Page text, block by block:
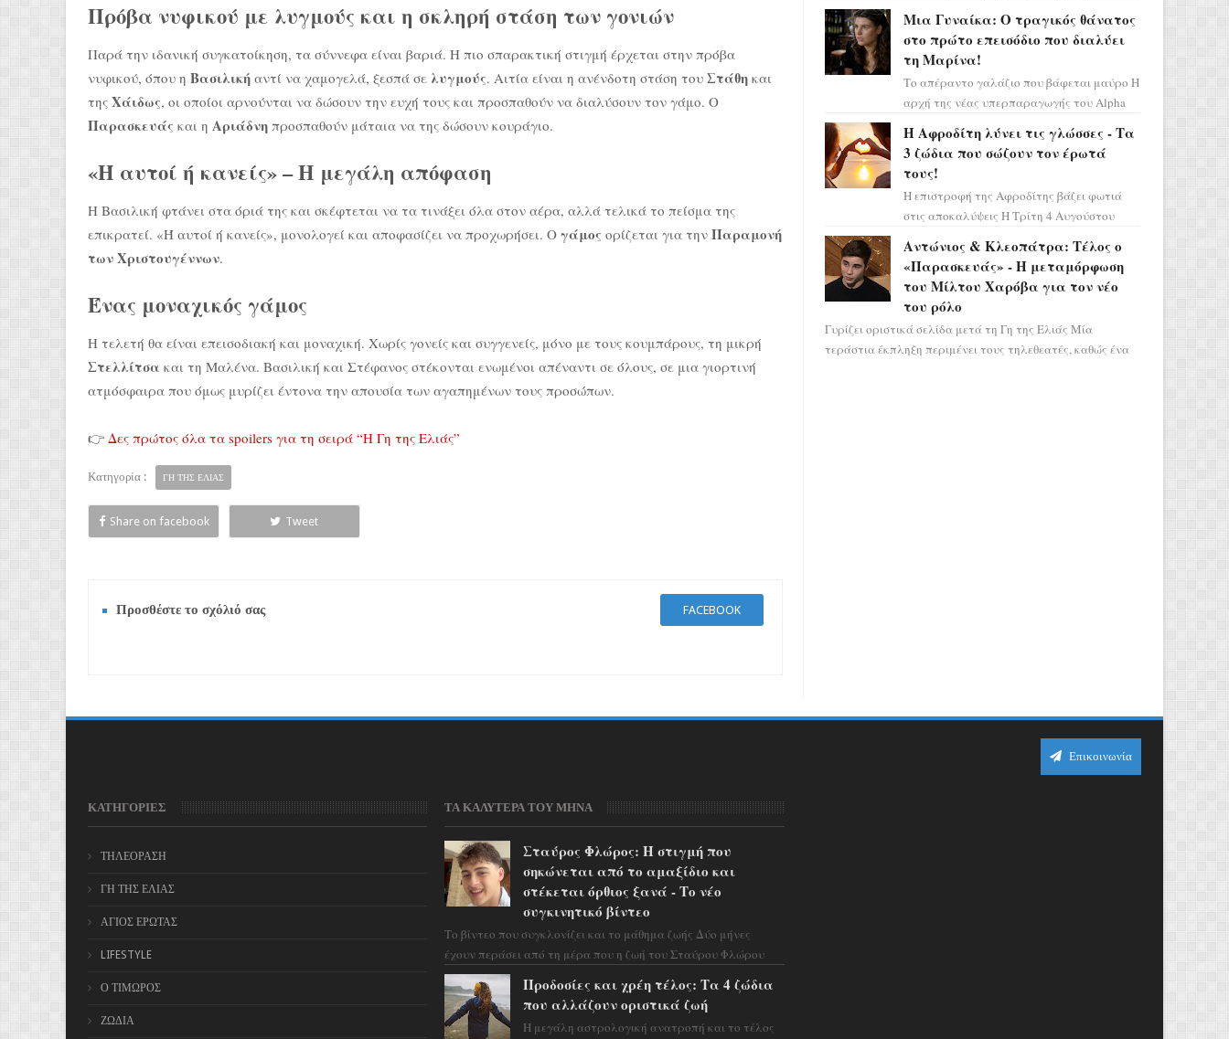
Πρόβα νυφικού με λυγμούς και η σκληρή στάση των γονιών
Παρά την ιδανική συγκατοίκηση, τα σύννεφα είναι βαριά. Η πιο σπαρακτική στιγμή έρχεται στην πρόβα
νυφικού, όπου η Βασιλική αντί να χαμογελά, ξεσπά σε λυγμούς. Αιτία είναι η ανένδοτη στάση του Στάθη και
της Χάιδως, οι οποίοι αρνούνται να δώσουν την ευχή τους και προσπαθούν να διαλύσουν τον γάμο. Ο
Παρασκευάς και η Αριάδνη προσπαθούν μάταια να της δώσουν κουράγιο.
«Ή αυτοί ή κανείς» – Η μεγάλη απόφαση
Η Βασιλική φτάνει στα όριά της και σκέφτεται να τα τινάξει όλα στον αέρα, αλλά τελικά το πείσμα της
επικρατεί. «Ή αυτοί ή κανείς», μονολογεί και αποφασίζει να προχωρήσει. Ο γάμος ορίζεται για την Παραμονή
των Χριστουγέννων.
Ένας μοναχικός γάμος
Η τελετή θα είναι επεισοδιακή και μοναχική. Χωρίς γονείς και συγγενείς, μόνο με τους κουμπάρους, τη μικρή
Στελλίτσα και τη Μαλένα. Βασιλική και Στέφανος στέκονται ενωμένοι απέναντι σε όλους, σε μια γιορτινή
ατμόσφαιρα που όμως μυρίζει έντονα την απουσία των αγαπημένων τους προσώπων.
👉 Δες πρώτος όλα τα spoilers για τη σειρά “Η Γη της Ελιάς”
Κατηγορία : ΓΗ ΤΗΣ ΕΛΙΑΣ
Share on facebook Tweet
Προσθέστε το σχόλιό σας FACEBOOK
χάους, καθώς η Ηλια...
Μια Γυναίκα: Ο τραγικός θάνατος
στο πρώτο επεισόδιο που διαλύει
τη Μαρίνα!
Το απέραντο γαλάζιο που βάφεται μαύρο Η
αρχή της νέας υπερπαραγωγής του Alpha
πλημμυρισμένο από...
Η Αφροδίτη λύνει τις γλώσσες - Τα
3 ζώδια που σώζουν τον έρωτά
τους!
Η επιστροφή της Αφροδίτης βάζει φωτιά
στις αποκαλύψεις Η Τρίτη 4 Αυγούστου
ορόσημο, καθώς η Αφροδίτη πρ...
Αντώνιος & Κλεοπάτρα: Τέλος ο
«Παρασκευάς» - Η μεταμόρφωση
του Μίλτου Χαρόβα για τον νέο
του ρόλο
Γυρίζει οριστικά σελίδα μετά τη Γη της Ελιάς Μία
τεράστια έκπληξη περιμένει τους τηλεθεατές, καθώς ένα
Επικοινωνία
ΚΑΤΗΓΟΡΙΕΣ
ΤΗΛΕΟΡΑΣΗ
ΓΗ ΤΗΣ ΕΛΙΑΣ
ΑΓΙΟΣ ΕΡΩΤΑΣ
LIFESTYLE
Ο ΤΙΜΩΡΟΣ
ΖΩΔΙΑ
ΤΑ ΚΑΛΥΤΕΡΑ ΤΟΥ ΜΗΝΑ
Σταύρος Φλώρος: Η στιγμή που
σηκώνεται από το αμαξίδιο και
στέκεται όρθιος ξανά - Το νέο
συγκινητικό βίντεο
Το βίντεο που συγκλονίζει και το μάθημα ζωής Δύο μήνες
έχουν περάσει από τη μέρα που η ζωή του Σταύρου Φλώρου
άλλαξε για πάντα. Ο πρώην...Προδοσίες και χρέη τέλος: Τα 4 ζώδια
που αλλάζουν οριστικά ζωή
Η μεγάλη αστρολογική ανατροπή και το τέλος